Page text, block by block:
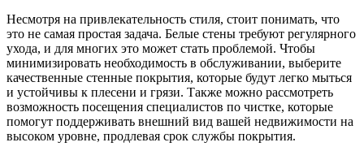
Несмотря на привлекательность стиля, стоит понимать, что
это не самая простая задача. Белые стены требуют регулярного
ухода, и для многих это может стать проблемой. Чтобы
минимизировать необходимость в обслуживании, выберите
качественные стенные покрытия, которые будут легко мыться
и устойчивы к плесени и грязи. Также можно рассмотреть
возможность посещения специалистов по чистке, которые
помогут поддерживать внешний вид вашей недвижимости на
высоком уровне, продлевая срок службы покрытия.